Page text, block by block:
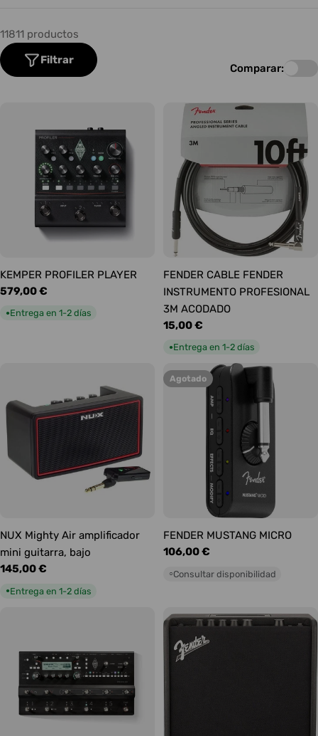
11811 productos
Filtrar
Comparar:
KEMPER PROFILER PLAYER
Precio
habitual
579,00 €
●Entrega en 1-2 días
FENDER CABLE FENDER
INSTRUMENTO PROFESIONAL
3M ACODADO
Precio
habitual
15,00 €
●Entrega en 1-2 días
NUX Mighty Air amplificador
mini guitarra, bajo
Precio
145,00 €
●Entrega en 1-2 días
Agotado
FENDER MUSTANG MICRO
Precio
106,00 €
○Consultar disponibilidad